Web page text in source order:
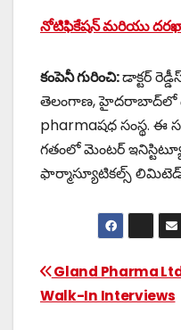
నోటిఫికేషన్ మరియు
కంపెనీ గురించి:డాక్టర్
తెలంగాణ, హైదరాబాద్‌లో
pharmaషధ సంస్థ. ఈ
గతంలో మెంటర్
ఫార్మాస్యూటికల్స్
Gland Pharma
Walk-In Interviews